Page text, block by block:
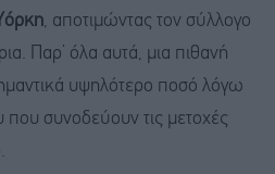
, αποτιμώντας τον σύλλογο
Παρ’ όλα αυτά, μια πιθανή
υψηλότερο ποσό λόγω
συνοδεύουν τις μετοχές